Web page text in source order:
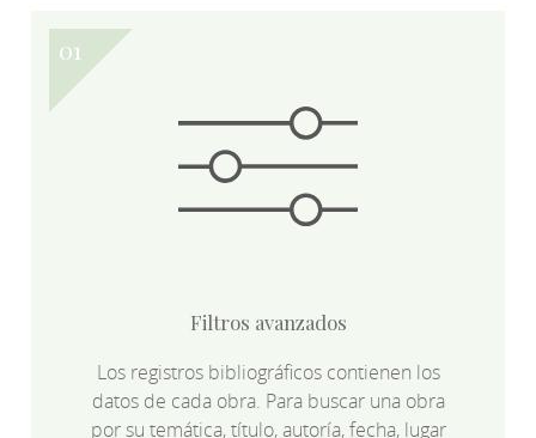
Filtros avanzados
Los registros bibliográficos contienen los
datos de cada obra. Para buscar una obra
por su temática, título, autoría, fecha, lugar